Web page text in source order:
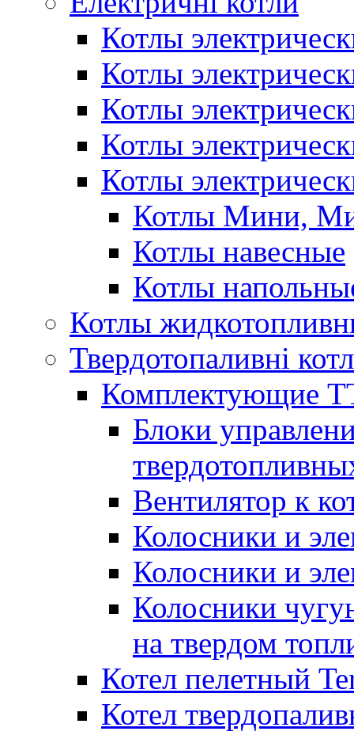
Котлы
Котлы
Котлы
Котлы
Котлы
Котлы Мини,
Котлы навесные
Котлы
Котлы
Твердотопаливні
Комплектующие
Блоки
Вентилятор к
Колосники и
Колосники и
Колосники
на твердом
Котел пелетный
Котел